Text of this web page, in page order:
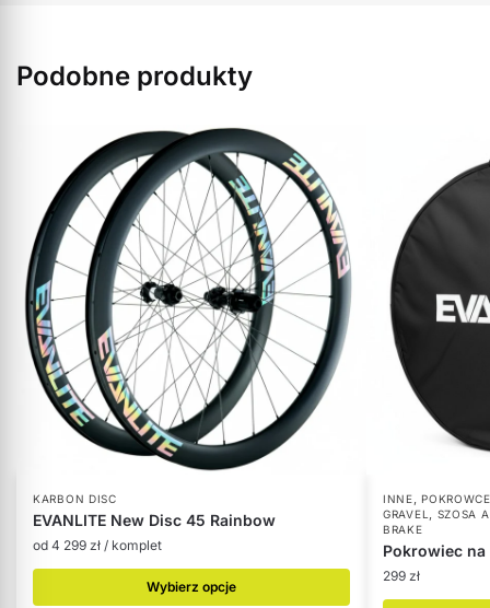
Podobne produkty
KARBON DISC
EVANLITE New Disc 45 Rainbow
od 4 299 zł / komplet
Wybierz opcje
INNE,POKROWCE
GRAVEL, SZOSA
BRAKE
Pokrowiec na
299 zł